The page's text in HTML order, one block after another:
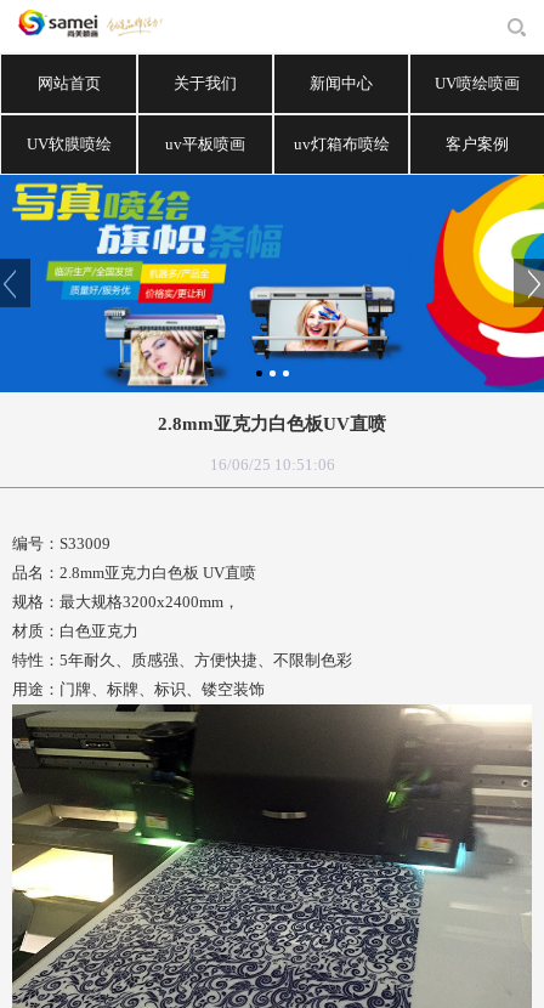
网站首页 关于我们 新闻中心 UV喷绘喷画
UV软膜喷绘 uv平板喷画 uv灯箱布喷绘 客户案例
2.8mm亚克力白色板UV直喷
16/06/25 10:51:06
编号：S33009
品名：2.8mm亚克力白色板 UV直喷
规格：最大规格3200x2400mm，
材质：白色亚克力
特性：5年耐久、质感强、方便快捷、不限制色彩
用途：门牌、标牌、标识、镂空装饰